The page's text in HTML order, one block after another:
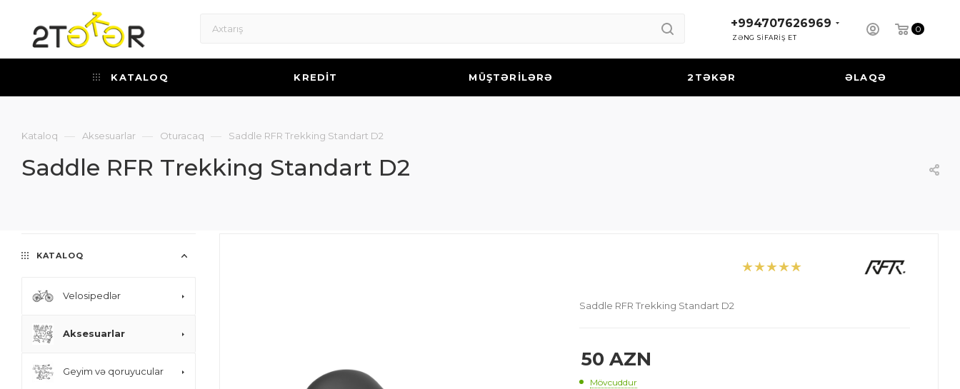
0
+994707626969
ZƏNG SİFARİŞ ET
KATALOQ KREDİT MÜŞTƏRİLƏRƏ 2TƏKƏR ƏLAQƏ
Kataloq — Aksesuarlar — Oturacaq — Saddle RFR Trekking Standart D2
Saddle RFR Trekking Standart D2
Saddle RFR Trekking Standart D2
50 AZN
Mövcuddur
KATALOQ
Velosipedlər
Aksesuarlar
Geyim və qoruyucular